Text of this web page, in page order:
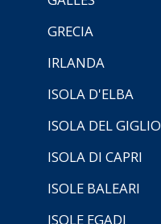
GRECIA
IRLANDA
ISOLA D'ELBA
ISOLA DEL GIGLIO
ISOLA DI CAPRI
ISOLE BALEARI
ISOLE EGADI